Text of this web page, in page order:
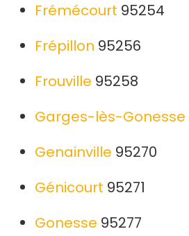
Frémécourt 95254
Frépillon 95256
Frouville 95258
Garges-lès-Gonesse
Genainville 95270
Génicourt 95271
Gonesse 95277